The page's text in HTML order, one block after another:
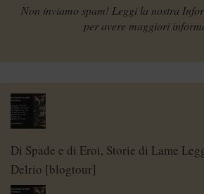
Non inviamo spam! Leggi la nostra
per avere maggiori
Di Spade e di Eroi, Storie di Lame
Delrio [blogtour]